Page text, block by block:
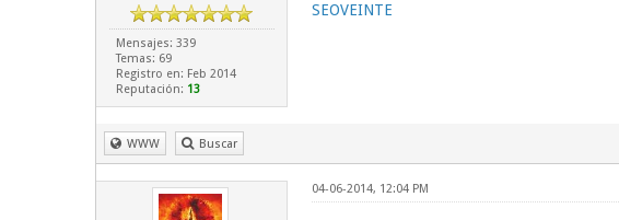
Mensajes: 339
Temas: 69
Registro en: Feb 2014
Reputación: 13
SEOVEINTE
WWW Buscar
04-06-2014, 12:04 PM